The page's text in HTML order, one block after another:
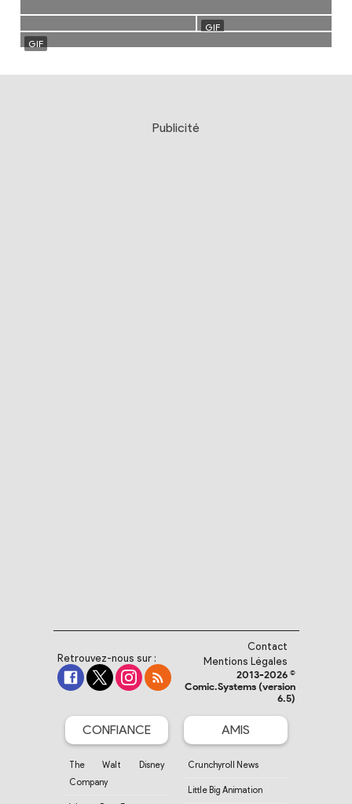
Publicité
Retrouvez-nous sur :
Contact
Mentions Légales
2013-2026 ©
Comic.Systems (version
6.5)
CONFIANCE
The Walt Disney
Company
AMIS
Crunchyroll News
Little Big Animation